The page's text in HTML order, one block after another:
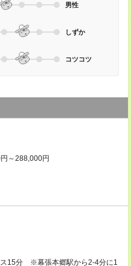
男性
しずか
コツコツ
～288,000円
ス15分 ※幕張本郷駅から2-4分に1